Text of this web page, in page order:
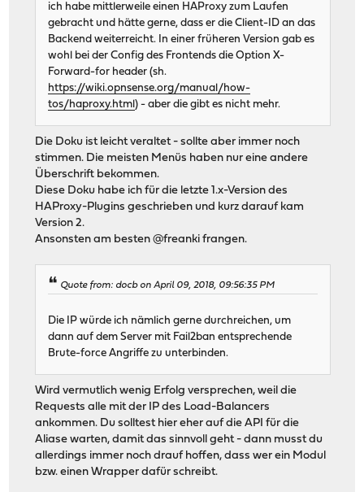
ich habe mittlerweile einen HAProxy zum Laufen
gebracht und hätte gerne, dass er die Client-ID an das
Backend weiterreicht. In einer früheren Version gab es
wohl bei der Config des Frontends die Option X-
Forward-for header (sh.
https://wiki.opnsense.org/manual/how-
tos/haproxy.html ) - aber die gibt es nicht mehr.
Die Doku ist leicht veraltet - sollte aber immer noch
stimmen. Die meisten Menüs haben nur eine andere
Überschrift bekommen.
Diese Doku habe ich für die letzte 1.x-Version des
HAProxy-Plugins geschrieben und kurz darauf kam
Version 2.
Ansonsten am besten @freanki frangen.
Quote from: docb on April 09, 2018, 09:56:35 PM
Die IP würde ich nämlich gerne durchreichen, um
dann auf dem Server mit Fail2ban entsprechende
Brute-force Angriffe zu unterbinden.
Wird vermutlich wenig Erfolg versprechen, weil die
Requests alle mit der IP des Load-Balancers
ankommen. Du solltest hier eher auf die API für die
Aliase warten, damit das sinnvoll geht - dann musst du
allerdings immer noch drauf hoffen, dass wer ein Modul
bzw. einen Wrapper dafür schreibt.